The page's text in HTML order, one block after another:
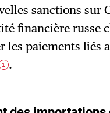
sanctions sur
financière russe
les paiements liés
1 .